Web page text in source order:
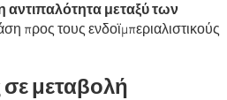
αντιπαλότητα μεταξύ των
προς τους ενδοϊμπεριαλιστικούς
μεταβολή